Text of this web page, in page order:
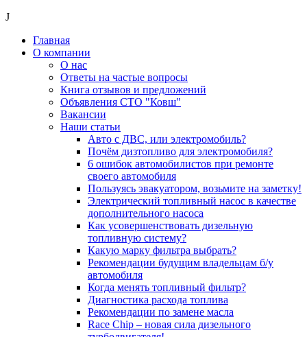
J
Главная
О компании
О нас
Ответы на частые вопросы
Книга отзывов и предложений
Объявления СТО "Ковш"
Вакансии
Наши статьи
Авто с ДВС, или электромобиль?
Почём дизтопливо для электромобиля?
6 ошибок автомобилистов при ремонте
своего автомобиля
Пользуясь эвакуатором, возьмите на заметку!
Электрический топливный насос в качестве
дополнительного насоса
Как усовершенствовать дизельную
топливную систему?
Какую марку фильтра выбрать?
Рекомендации будущим владельцам б/у
автомобиля
Когда менять топливный фильтр?
Диагностика расхода топлива
Рекомендации по замене масла
Race Chip – новая сила дизельного